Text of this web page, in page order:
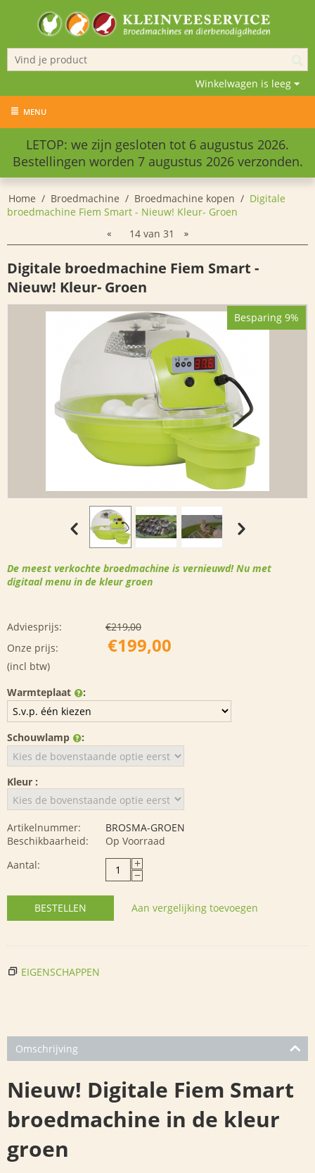
Winkelwagen is leeg
MENU
LETOP: we zijn gesloten tot 6 augustus 2026.
Bestellingen worden 7 augustus 2026 verzonden.
Home / Broedmachine / Broedmachine kopen / Digitale
broedmachine Fiem Smart - Nieuw! Kleur- Groen
14 van 31
Digitale broedmachine Fiem Smart -
Nieuw! Kleur- Groen
Besparing 9%
De meest verkochte broedmachine is vernieuwd! Nu met
digitaal menu in de kleur groen
Adviesprijs: €219,00
Onze prijs:
€199,00
(incl btw)
Warmteplaat
:
Schouwlamp :
Kleur :
Artikelnummer:
BROSMA-GROEN
Beschikbaarheid:
Op Voorraad
Aantal:
+
−
BESTELLEN Aan vergelijking toevoegen
EIGENSCHAPPEN
Omschrijving
Nieuw! Digitale Fiem Smart
broedmachine in de kleur
groen